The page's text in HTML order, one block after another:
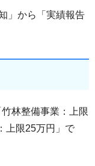
」から「実績報告
林整備事業：上限
上限25万円」で